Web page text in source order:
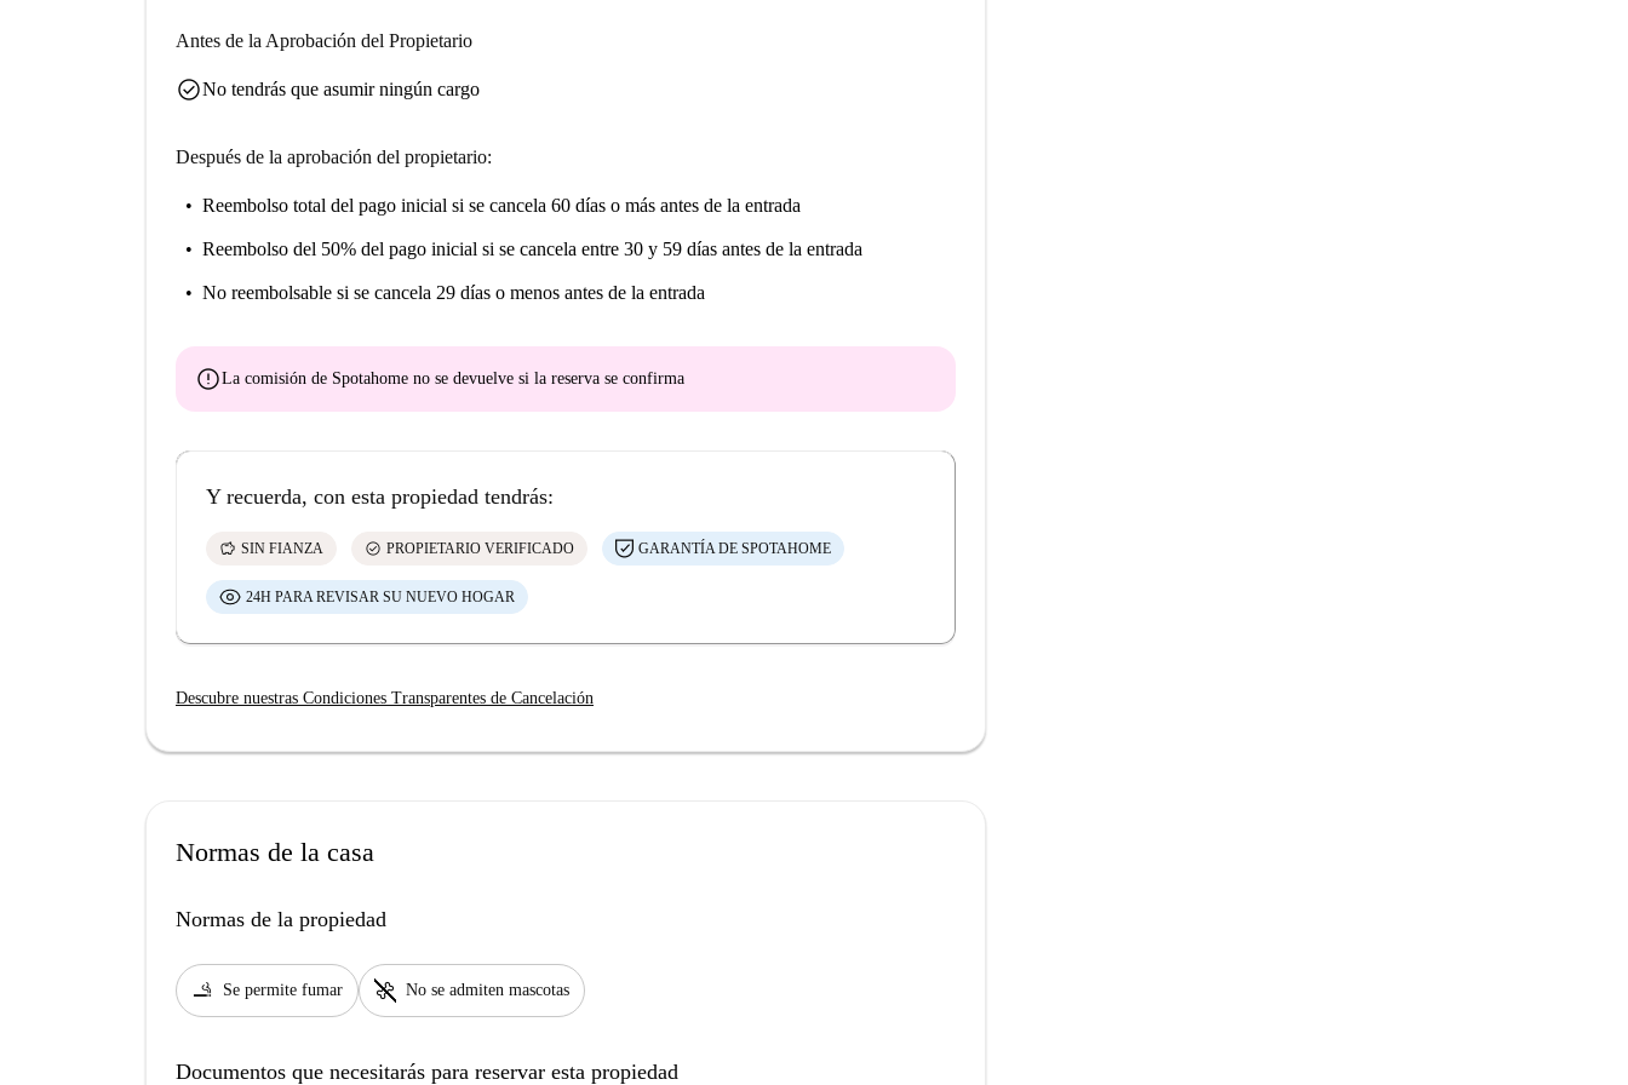
Antes de la Aprobación del Propietario
check_circleNo tendrás que asumir ningún cargo
Después de la aprobación del propietario:
Reembolso total del pago inicial si se cancela 60 días o más antes de la entrada
Reembolso del 50% del pago inicial si se cancela entre 30 y 59 días antes de la entrada
No reembolsable si se cancela 29 días o menos antes de la entrada
errorLa comisión de Spotahome no se devuelve si la reserva se confirma
Y recuerda, con esta propiedad tendrás:
savings SIN FIANZA check_circle PROPIETARIO VERIFICADO GARANTÍA DE SPOTAHOME
24H PARA REVISAR SU NUEVO HOGAR
Descubre nuestras Condiciones Transparentes de Cancelación
Normas de la casa
Normas de la propiedad
smoking_rooms Se permite fumar pet_supplies No se admiten mascotas
Documentos que necesitarás para reservar esta propiedad